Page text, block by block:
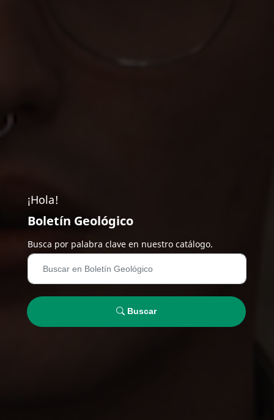
¡Hola!
Boletín Geológico
Busca por palabra clave en nuestro catálogo.
Buscar